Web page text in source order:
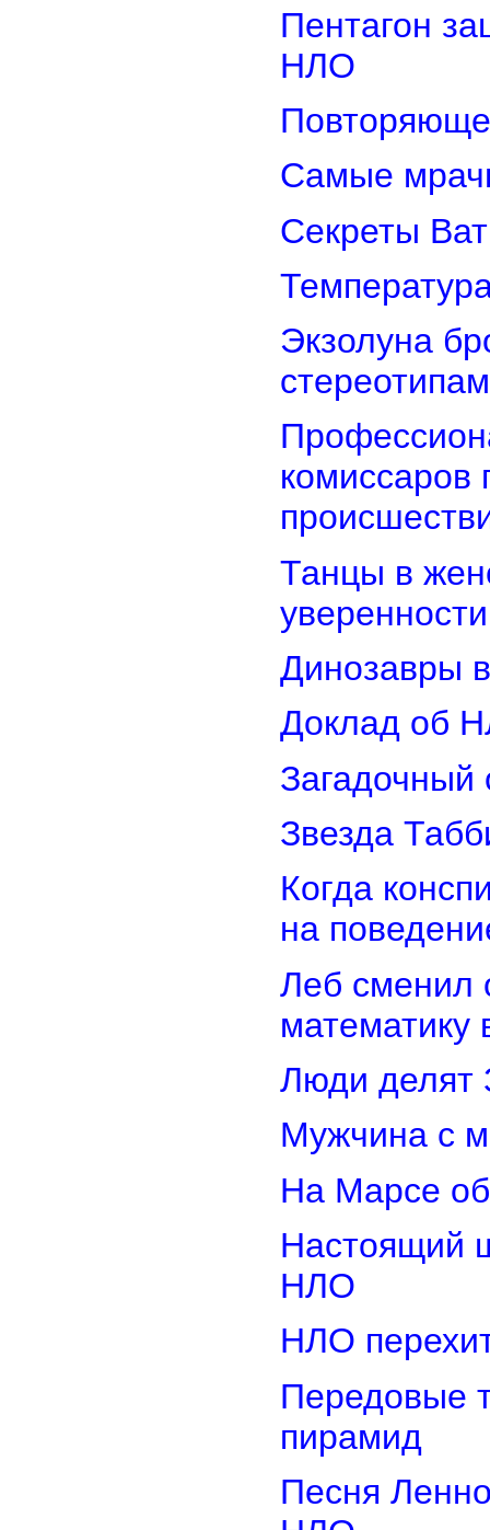
Пентагон
НЛО
Самые
Секреты
Экзолуна
стереотипам
комиссаров
Танцы в
Динозавры
Доклад об
Загадочный
Звезда
Когда
на
Леб сменил
математику
Люди делят
Мужчина с
На Марсе
Настоящий
НЛО
НЛО
Передовые
пирамид
Песня